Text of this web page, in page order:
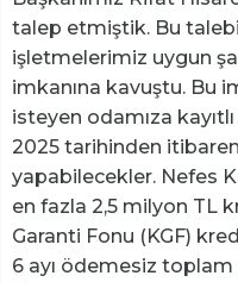
talep etmiştik. Bu
işletmelerimiz uygun
imkanına kavuştu. Bu
isteyen odamıza
2025 tarihinden
yapabilecekler. Nefes
en fazla 2,5 milyon TL
Garanti Fonu (KGF)
6 ayı ödemesiz